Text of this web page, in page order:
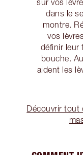
sur vos
dans le
montre.
vos
définir leur
bouche.
aident les
Découvrir tout